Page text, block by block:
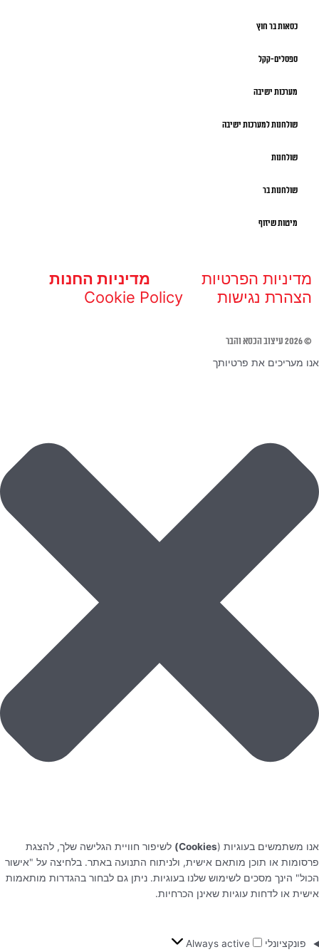
כסאות בר חוץ
ספסלים-קקל
מערכות ישיבה
שולחנות למערכות ישיבה
שולחנות
שולחנות בר
מיטות שיזוף
מדיניות הפרטיות
מדיניות החנות
הצהרת נגישות
Cookie Policy
© 2026 עיצוב הכסא והבר
אנו מעריכים את פרטיותך
אנו משתמשים בעוגיות (Cookies)
לשיפור חוויית הגלישה שלך, להצגת
פרסומות או תוכן מותאם אישית, ולניתוח התנועה באתר. בלחיצה על "אישור
הכול" הינך מסכים לשימוש שלנו בעוגיות. ניתן גם לבחור בהגדרות מותאמות
אישית או לדחות עוגיות שאינן הכרחיות.
פונקציונלי Always active